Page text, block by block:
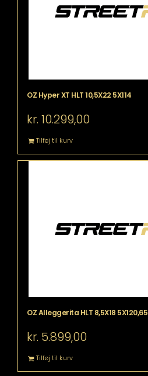
OZ Hyper XT HLT 10,5X22 5X114
kr. 10.299,00
Tilføj til kurv
OZ Alleggerita HLT 8,5X18 5X120,65
kr. 5.899,00
Tilføj til kurv